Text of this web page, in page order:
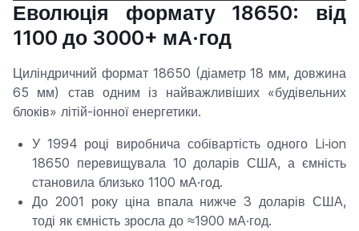
Еволюція формату 18650: від
1100 до 3000+ мА·год
Циліндричний формат 18650 (діаметр 18 мм, довжина
65 мм) став одним із найважливіших «будівельних
блоків» літій-іонної енергетики.
У 1994 році виробнича собівартість одного Li‑ion
18650 перевищувала 10 доларів США, а ємність
становила близько 1100 мА·год.
До 2001 року ціна впала нижче 3 доларів США,
тоді як ємність зросла до ≈1900 мА·год.